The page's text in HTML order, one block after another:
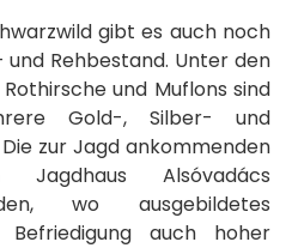
gibt es auch noch
Rehbestand. Unter den
und Muflons sind
Gold-, Silber- und
zur Jagd ankommenden
Alsóvadács
wo ausgebildetes
auch hoher